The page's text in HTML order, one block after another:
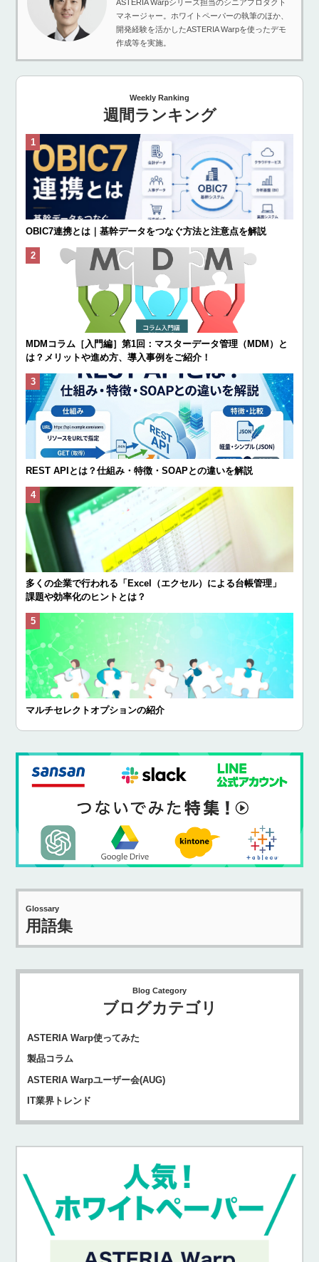
ASTERIA Warpシリーズ担当のシニアプロダクト
マネージャー。ホワイトペーパーの執筆のほか、
開発経験を活かしたASTERIA Warpを使ったデモ
作成等を実施。
Weekly Ranking
週間ランキング
OBIC7連携とは｜基幹データをつなぐ方法と注意点を解説
MDMコラム［入門編］第1回：マスターデータ管理（MDM）と
は？メリットや進め方、導入事例をご紹介！
REST APIとは？仕組み・特徴・SOAPとの違いを解説
多くの企業で行われる「Excel（エクセル）による台帳管理」
課題や効率化のヒントとは？
マルチセレクトオプションの紹介
Glossary
用語集
Blog Category
ブログカテゴリ
ASTERIA Warp使ってみた
製品コラム
ASTERIA Warpユーザー会(AUG)
IT業界トレンド